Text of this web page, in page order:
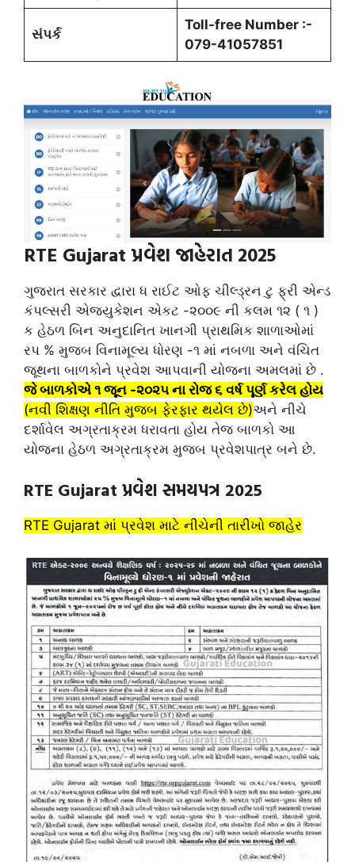
સંપર્ક
Toll-free Number :-
079-41057851
RTE Gujarat પ્રવેશ જાહેરાત 2025
ગુજરાત સરકાર દ્વારા ધ રાઈટ ઓફ ચીલ્ડ્રન ટુ ફ્રી એન્ડ
કંપલ્સરી એજ્યુકેશન એકટ -૨૦૦૯ ની કલમ ૧૨ ( ૧ )
ક હેઠળ બિન અનુદાનિત ખાનગી પ્રાથમિક શાળાઓમાં
રપ % મુજબ વિનામૂલ્ય ધોરણ -૧ માં નબળા અને વંચિત
જૂથના બાળકોને પ્રવેશ આપવાની યોજના અમલમાં છે .
જે બાળકોએ ૧ જૂન -૨૦૨૫ ના રોજ ૬ વર્ષ પૂર્ણ કરેલ હોય
(નવી શિક્ષણ નીતિ મુજબ ફેરફાર થયેલ છે)અને નીચે
દર્શાવેલ અગ્રતાક્રમ ધરાવતા હોય તેજ બાળકો આ
યોજના હેઠળ અગ્રતાક્રમ મુજબ પ્રવેશપાત્ર બને છે.
RTE Gujarat પ્રવેશ સમયપત્ર 2025
RTE Gujarat માં પ્રવેશ માટે નીચેની તારીખો જાહેર